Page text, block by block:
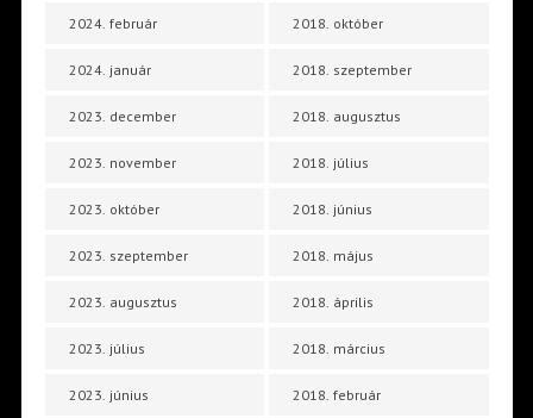
2024. február
2024. január
2023. december
2023. november
2023. október
2023. szeptember
2023. augusztus
2023. július
2023. június
2018. október
2018. szeptember
2018. augusztus
2018. július
2018. június
2018. május
2018. április
2018. március
2018. február